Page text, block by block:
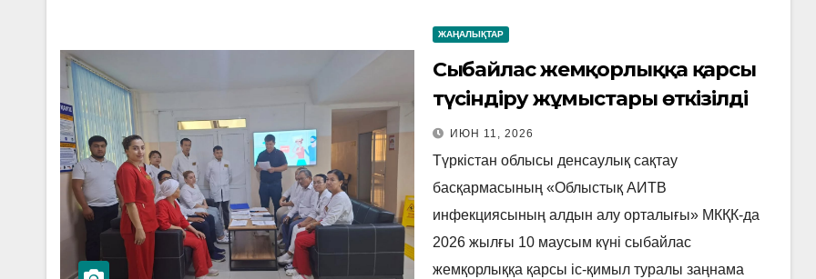
ЖАҢАЛЫҚТАР
Сыбайлас жемқорлыққа қарсы
түсіндіру жұмыстары өткізілді
ИЮН 11, 2026
Түркістан облысы денсаулық сақтау
басқармасының «Облыстық АИТВ
инфекциясының алдын алу орталығы» МКҚК-да
2026 жылғы 10 маусым күні сыбайлас
жемқорлыққа қарсы іс-қимыл туралы заңнама